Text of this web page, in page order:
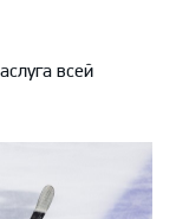
всей